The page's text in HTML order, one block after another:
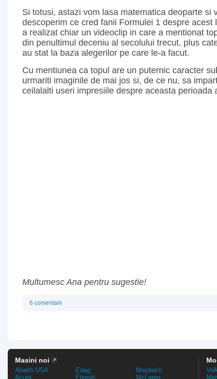
Si totusi, astazi vom lasa matematica deoparte si
descoperim ce cred fanii Formulei 1 despre acest
a realizat chiar un videoclip in care a mentionat
din penultimul deceniu al secolului trecut, plus
au stat la baza alegerilor pe care le-a facut.
Cu mentiunea ca topul are un puternic caracter
urmariti imaginile de mai jos si, de ce nu, sa
ceilalalti useri impresiile despre aceasta perioada
Multumesc Ana pentru sugestie!
6 comentarii
Masini noi
Abarth USA
Acura
Edag
Eterniti
Maybach
McLaren